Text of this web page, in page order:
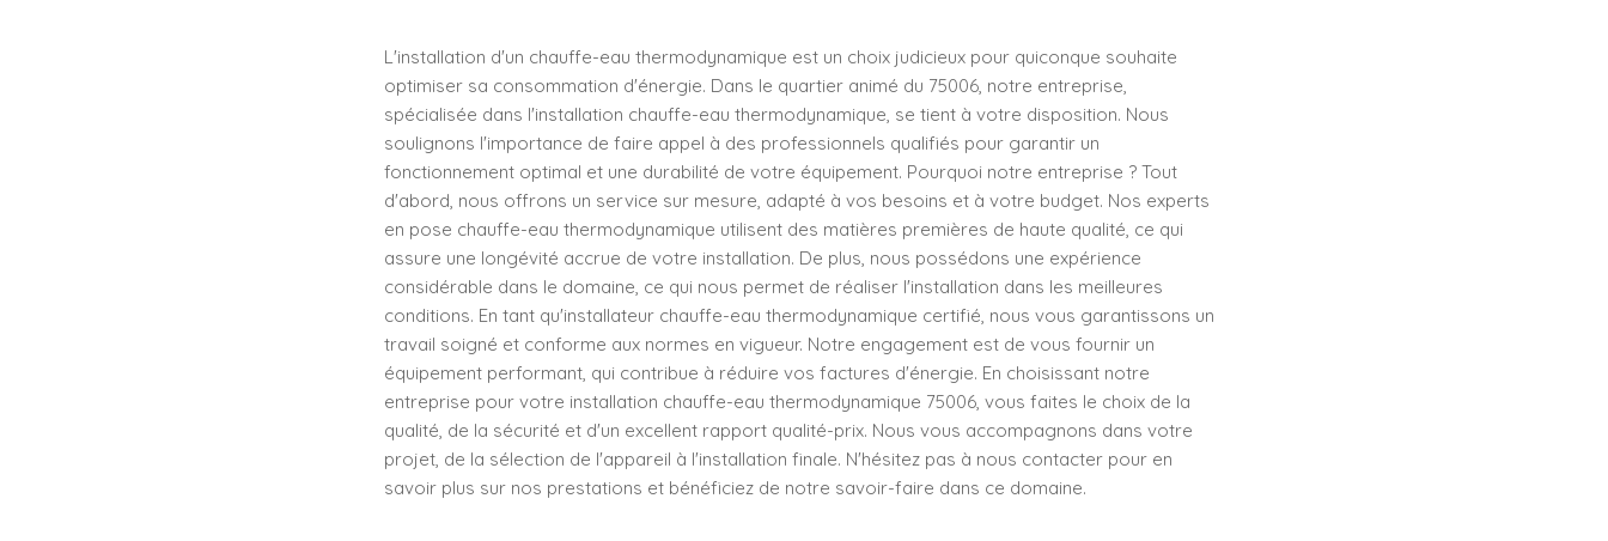
L'installation d'un chauffe-eau thermodynamique est un choix judicieux pour quiconque souhaite
optimiser sa consommation d'énergie. Dans le quartier animé du 75006, notre entreprise,
spécialisée dans l'installation chauffe-eau thermodynamique, se tient à votre disposition. Nous
soulignons l'importance de faire appel à des professionnels qualifiés pour garantir un
fonctionnement optimal et une durabilité de votre équipement. Pourquoi notre entreprise ? Tout
d'abord, nous offrons un service sur mesure, adapté à vos besoins et à votre budget. Nos experts
en pose chauffe-eau thermodynamique utilisent des matières premières de haute qualité, ce qui
assure une longévité accrue de votre installation. De plus, nous possédons une expérience
considérable dans le domaine, ce qui nous permet de réaliser l'installation dans les meilleures
conditions. En tant qu'installateur chauffe-eau thermodynamique certifié, nous vous garantissons un
travail soigné et conforme aux normes en vigueur. Notre engagement est de vous fournir un
équipement performant, qui contribue à réduire vos factures d'énergie. En choisissant notre
entreprise pour votre installation chauffe-eau thermodynamique 75006, vous faites le choix de la
qualité, de la sécurité et d'un excellent rapport qualité-prix. Nous vous accompagnons dans votre
projet, de la sélection de l'appareil à l'installation finale. N'hésitez pas à nous contacter pour en
savoir plus sur nos prestations et bénéficiez de notre savoir-faire dans ce domaine.